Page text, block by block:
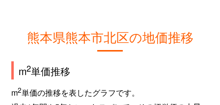
熊本県熊本市北区の地価推移
m2単価推移
m2単価の推移を表したグラフです。